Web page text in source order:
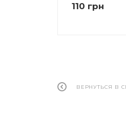
110 грн
ВЕРНУТЬСЯ В